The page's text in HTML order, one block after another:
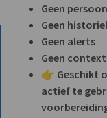
Geen
Geen
Geen alerts
Geen
👉 Geschikt
actief te